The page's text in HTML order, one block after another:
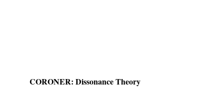
CORONER: Dissonance Theory